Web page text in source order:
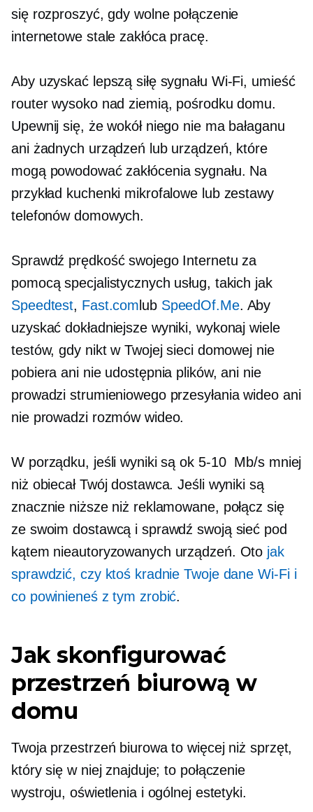
się rozproszyć, gdy wolne połączenie
internetowe stale zakłóca pracę.
Aby uzyskać lepszą siłę sygnału Wi-Fi, umieść
router wysoko nad ziemią, pośrodku domu.
Upewnij się, że wokół niego nie ma bałaganu
ani żadnych urządzeń lub urządzeń, które
mogą powodować zakłócenia sygnału. Na
przykład kuchenki mikrofalowe lub zestawy
telefonów domowych.
Sprawdź prędkość swojego Internetu za
pomocą specjalistycznych usług, takich jak
Speedtest, Fast.com lub SpeedOf.Me. Aby
uzyskać dokładniejsze wyniki, wykonaj wiele
testów, gdy nikt w Twojej sieci domowej nie
pobiera ani nie udostępnia plików, ani nie
prowadzi strumieniowego przesyłania wideo ani
nie prowadzi rozmów wideo.
W porządku, jeśli wyniki są ok 5-10 Mb/s mniej
niż obiecał Twój dostawca. Jeśli wyniki są
znacznie niższe niż reklamowane, połącz się
ze swoim dostawcą i sprawdź swoją sieć pod
kątem nieautoryzowanych urządzeń. Oto jak
sprawdzić, czy ktoś kradnie Twoje daneWi-Fii
co powinieneś z tym zrobić.
Jak skonfigurować
przestrzeń biurową w
domu
Twoja przestrzeń biurowa to więcej niż sprzęt,
który się w niej znajduje; to połączenie
wystroju, oświetlenia i ogólnej estetyki.